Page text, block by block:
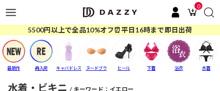
0
5500円以上で全品10%オフ⏰平日16時まで即日出荷
最新作 再入荷 キャバドレス ヌードブラ ヒール 下着 浴衣 水着
水着・ビキニ キーワード：イエロー